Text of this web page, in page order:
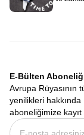
E-Bülten
Avrupa Rüyasının
yenilikleri
aboneliğimize kayıt